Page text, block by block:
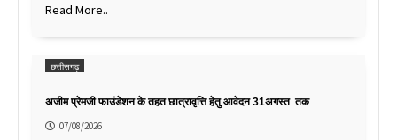
Read More..
छत्तीसगढ़
अजीम प्रेमजी फाउंडेशन के तहत छात्रावृत्ति हेतु आवेदन 31अगस्त तक
07/08/2026